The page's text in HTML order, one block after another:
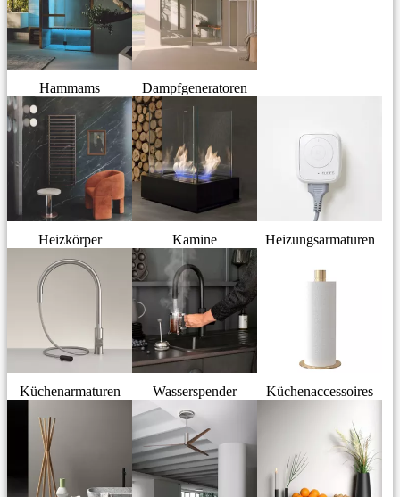
Hammams Dampfgeneratoren
Heizkörper Kamine Heizungsarmaturen
Küchenarmaturen Wasserspender Küchenaccessoires